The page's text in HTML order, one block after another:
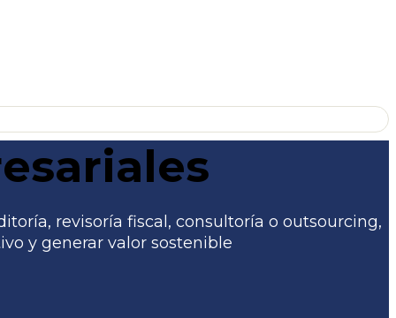
revisoría fiscal, consultoría o outsourcing,
y generar valor sostenible